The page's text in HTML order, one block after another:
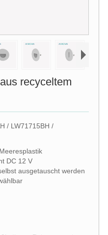
recyceltem
/ LW71715BH /
DC 12 V
ausgetauscht werden